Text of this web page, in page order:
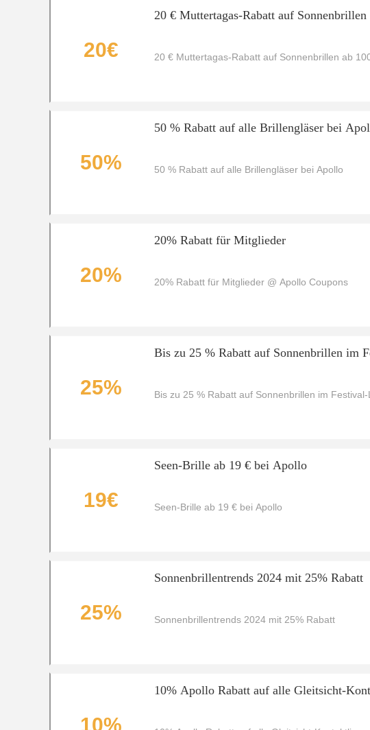
20€
20 € Muttertagas-Rabatt auf
20 € Muttertagas-Rabatt auf Sonnenbrillen ab
50%
50 % Rabatt auf alle Brillengläser bei
50 % Rabatt auf alle Brillengläser bei Apollo
20%
20% Rabatt für Mitglieder
20% Rabatt für Mitglieder @ Apollo Coupons
25%
Bis zu 25 % Rabatt auf Sonnenbrillen im
Bis zu 25 % Rabatt auf Sonnenbrillen im
19€
Seen-Brille ab 19 € bei Apollo
Seen-Brille ab 19 € bei Apollo
25%
Sonnenbrillentrends 2024 mit 25% Rabatt
Sonnenbrillentrends 2024 mit 25% Rabatt
10%
10% Apollo Rabatt auf alle Gleitsicht-